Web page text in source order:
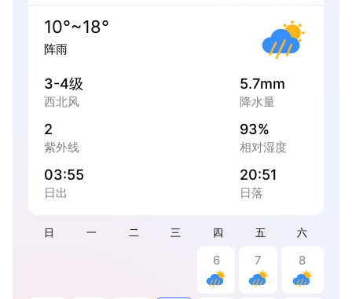
日 一 二 三 四 五 六
6 7 8
10°~18°
阵雨
3-4级
西北风
5.7mm
降水量
2
紫外线
93%
相对湿度
03:55
日出
20:51
日落